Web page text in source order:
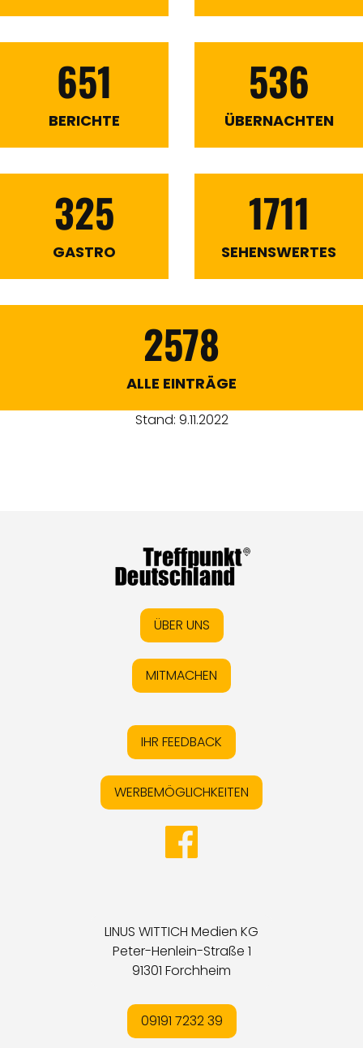
651
BERICHTE
536
ÜBERNACHTEN
325
GASTRO
1711
SEHENSWERTES
2578
ALLE EINTRÄGE
Stand: 9.11.2022
ÜBER UNS
MITMACHEN
IHR FEEDBACK
WERBEMÖGLICHKEITEN
LINUS WITTICH Medien KG
Peter-Henlein-Straße 1
91301 Forchheim
09191 7232 39